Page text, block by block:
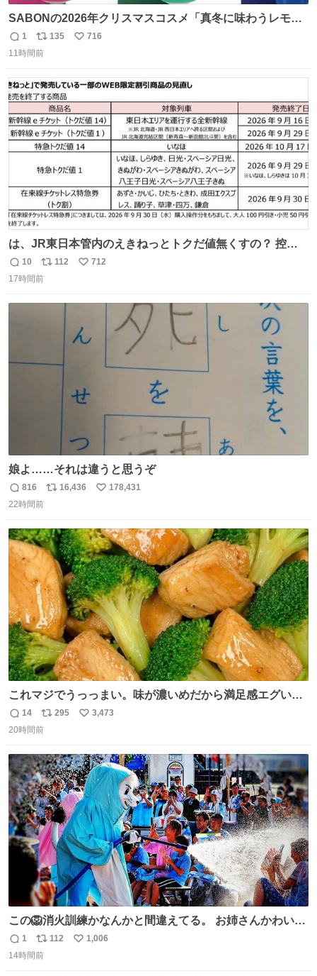
SABONの2026年クリスマスコスメ「真冬に味わうレモン
ティーの香り」限定ボディスクラブ＆バスオイルなど -
fashion-press.net/news/149659
返
信
1
リ
ポ
ト
数
135
い
数
716
11時間前
は、JR東日本管内のえきねっとトクだ値無くすの？ 控え
めに言ってクソすぎんか？
返
信
10
リ
ポ
112
い
712
17時間前
娘よ……それは違うと思うぞ
返
信
816
リ
ト
数
16,436
い
数
178,431
22時間前
これマジでうっっまい。味が濃いめだから満足感エグいし
1週間で3キロ痩せた😭
返
信
14
リ
ポ
ト
数
295
い
数
3,473
20時間前
この🦁消火訓練かなんかと間違えてる。 お姉さんかわいそ
うに（笑）
返
信
1
リ
ポ
112
い
1,006
14時間前